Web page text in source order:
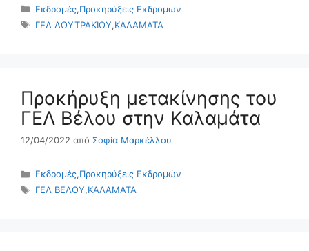
Κατηγορίες
Εκδρομές,Προκηρύξεις Εκδρομών
Ετικέτες
ΓΕΛ ΛΟΥΤΡΑΚΙΟΥ,ΚΑΛΑΜΑΤΑ
Προκήρυξη μετακίνησης του
ΓΕΛ Βέλου στην Καλαμάτα
12/04/2022 από Σοφία Μαρκέλλου
Κατηγορίες
Εκδρομές,Προκηρύξεις Εκδρομών
Ετικέτες
ΓΕΛ ΒΕΛΟΥ,ΚΑΛΑΜΑΤΑ